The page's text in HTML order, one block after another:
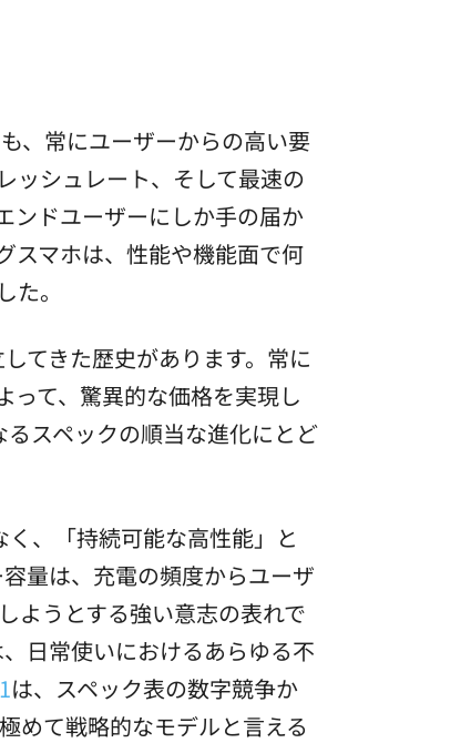
、常にユーザーからの高い要
ッシュレート、そして最速の
ンドユーザーにしか手の届か
スマホは、性能や機能面で何
。
てきた歴史があります。常に
って、驚異的な価格を実現し
スペックの順当な進化にとど
、「持続可能な高性能」と
量は、充電の頻度からユーザ
ようとする強い意志の表れで
日常使いにおけるあらゆる不
は、スペック表の数字競争か
めて戦略的なモデルと言える